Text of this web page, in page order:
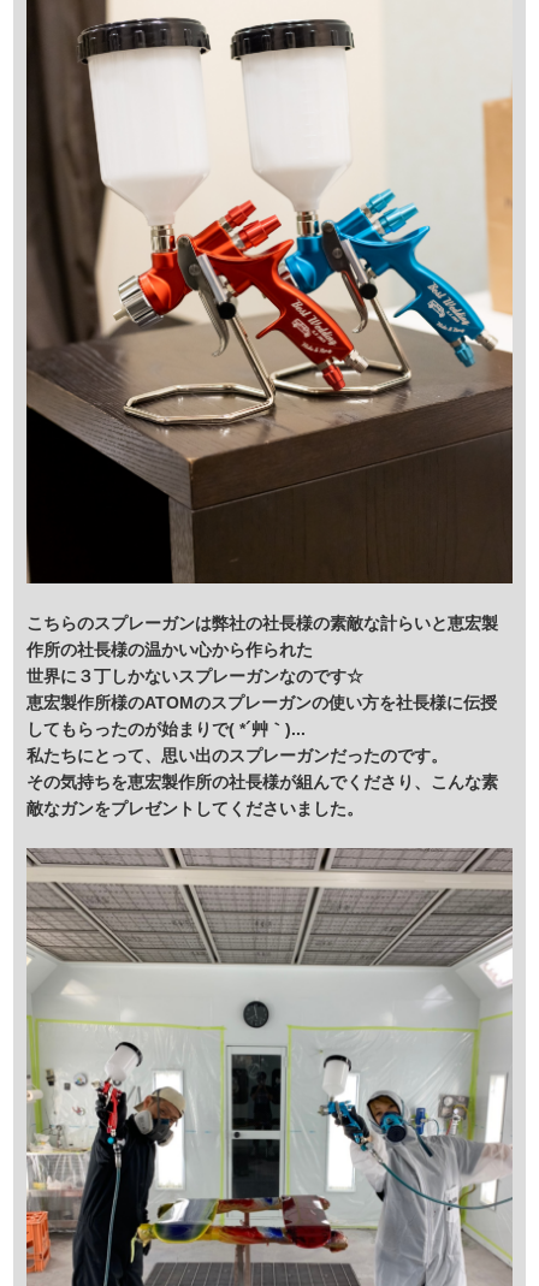
こちらのスプレーガンは弊社の社長様の素敵な計らいと恵宏製
作所の社長様の温かい心から作られた
世界に３丁しかないスプレーガンなのです☆
恵宏製作所様のATOMのスプレーガンの使い方を社長様に伝授
してもらったのが始まりで( *´艸｀)...
私たちにとって、思い出のスプレーガンだったのです。
その気持ちを恵宏製作所の社長様が組んでくださり、こんな素
敵なガンをプレゼントしてくださいました。